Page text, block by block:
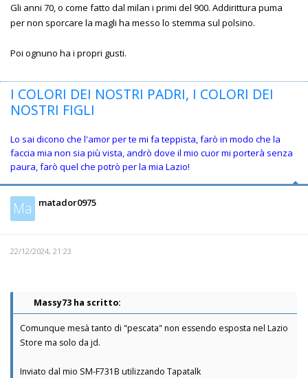
Gli anni 70, o come fatto dal milan i primi del 900. Addirittura puma
per non sporcare la magli ha messo lo stemma sul polsino.
Poi ognuno ha i propri gusti.
I COLORI DEI NOSTRI PADRI, I COLORI DEI
NOSTRI FIGLI
Lo sai dicono che l'amor per te mi fa teppista, farò in modo che la
faccia mia non sia più vista, andrò dove il mio cuor mi porterà senza
paura, farò quel che potrò per la mia Lazio!
Ma matador0975
22/12/2024, 21:23
Massy73 ha scritto:
Comunque mesà tanto di "pescata" non essendo esposta nel Lazio
Store ma solo da jd.
Inviato dal mio SM-F731B utilizzando Tapatalk